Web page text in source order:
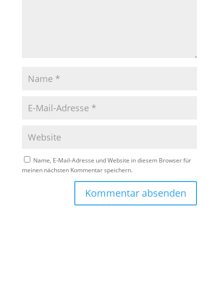
Name, E-Mail-Adresse und Website in diesem Browser für
meinen nächsten Kommentar speichern.